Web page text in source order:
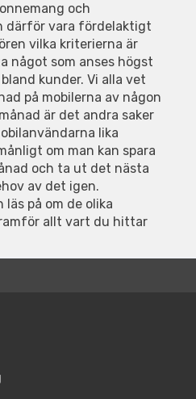
och
därför vara fördelaktigt
vilka kriterierna är
något som anses högst
kunder. Vi alla vet
på mobilerna av någon
är det andra saker
lika
om man kan spara
och ta ut det nästa
av det igen.
läs på om de olika
allt vart du hittar